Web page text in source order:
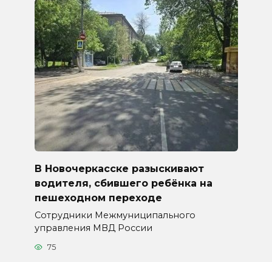
В Новочеркасске разыскивают
водителя, сбившего ребёнка на
пешеходном переходе
Сотрудники Межмуниципального
управления МВД России
75